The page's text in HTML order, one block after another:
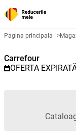
Catalog
Pagina principala >
Carrefour
OFERTA